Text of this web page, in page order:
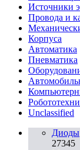
Источники
Провода и
Корпуса
Автоматика
Пневматика
Unclassified
Диоды
27345